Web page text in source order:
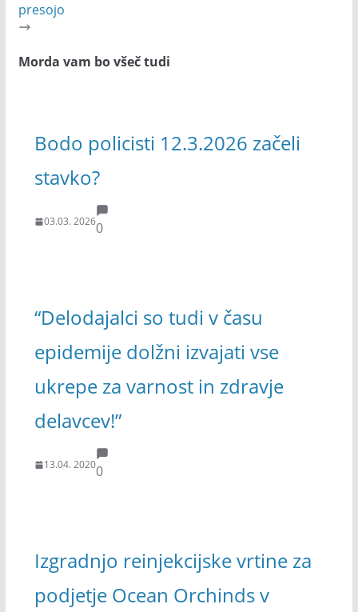
presojo
Morda vam bo všeč tudi
Bodo policisti 12.3.2026 začeli
stavko?
03.03. 20260
“Delodajalci so tudi v času
epidemije dolžni izvajati vse
ukrepe za varnost in zdravje
delavcev!”
13.04. 20200
Izgradnjo reinjekcijske vrtine za
podjetje Ocean Orchinds v